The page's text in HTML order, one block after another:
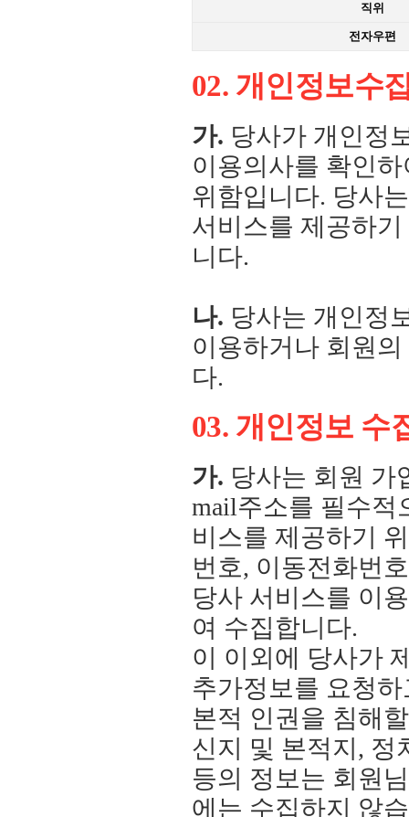
직위
전자우편
02. 개인정보수
가. 당사가 개인정
이용의사를 확인
위함입니다. 당사
서비스를 제공하
니다.
나. 당사는 개인정
이용하거나 회원
다.
03. 개인정보 수
가. 당사는 회원 가
mail주소를 필수적
비스를 제공하기
번호, 이동전화번
당사 서비스를 이
여 수집합니다.
이 이외에 당사가
추가정보를 요청
본적 인권을 침해
신지 및 본적지, 정
등의 정보는 회원
에는 수집하지 않